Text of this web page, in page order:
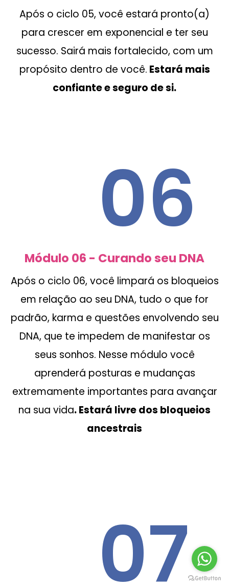
Após o ciclo 05, você estará pronto(a)
para crescer em exponencial e ter seu
sucesso. Sairá mais fortalecido, com um
propósito dentro de você. Estará mais
confiante e seguro de si.
06
Módulo 06 - Curando seu DNA
Após o ciclo 06, você limpará os bloqueios
em relação ao seu DNA, tudo o que for
padrão, karma e questões envolvendo seu
DNA, que te impedem de manifestar os
seus sonhos. Nesse módulo você
aprenderá posturas e mudanças
extremamente importantes para avançar
na sua vida. Estará livre dos bloqueios
ancestrais
07